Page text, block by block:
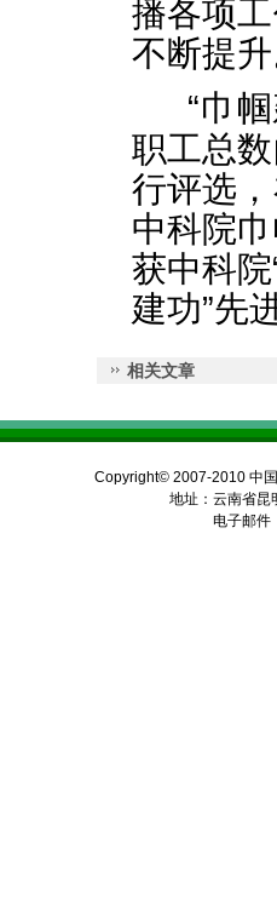
播各项
不断提
“巾
职工总
行评选，
中科院
获中科
建功”先
相关文章
Copyright© 2007-2010 中
地址：云南省昆
电子邮